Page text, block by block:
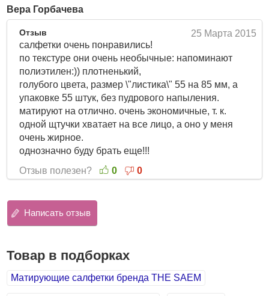
Вера Горбачева
25 Марта 2015
Отзыв
салфетки очень понравились!
по текстуре они очень необычные: напоминают
полиэтилен:)) плотненький,
голубого цвета, размер \"листика\" 55 на 85 мм, а
упаковке 55 штук, без пудрового напыления.
матируют на отлично. очень экономичные, т. к.
одной щтучки хватает на все лицо, а оно у меня
очень жирное.
однозначно буду брать еще!!!
Отзыв полезен?
0 0
Написать отзыв
Товар в подборках
Матирующие салфетки бренда THE SAEM